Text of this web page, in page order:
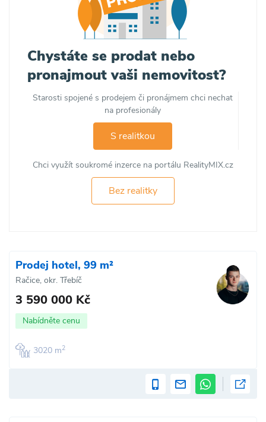
Chystáte se prodat nebo
pronajmout vaši nemovitost?
Starosti spojené s prodejem či pronájmem chci nechat
na profesionály
S realitkou
Chci využít soukromé inzerce na portálu RealityMIX.cz
Bez realitky
Prodej hotel, 99 m²
Račice, okr. Třebíč
3 590 000 Kč
Nabídněte cenu
3020 m2